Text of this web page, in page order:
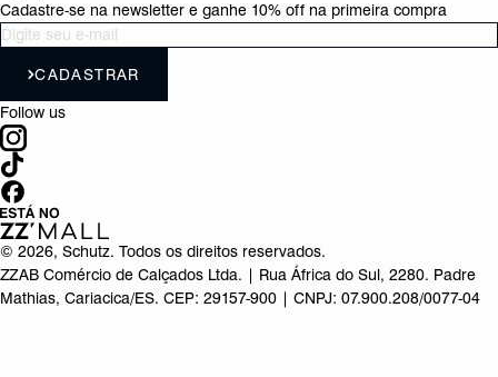
Cadastre-se na newsletter e ganhe 10% off na primeira compra
CADASTRAR
Follow us
© 2026, Schutz. Todos os direitos reservados.
ZZAB Comércio de Calçados Ltda. | Rua África do Sul, 2280. Padre
Mathias, Cariacica/ES. CEP: 29157-900 | CNPJ: 07.900.208/0077-04